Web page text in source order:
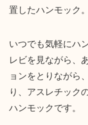
置したハンモック。
いつでも気軽にハ
レビを見ながら、
ョンをとりながら
り、アスレチック
ハンモックです。